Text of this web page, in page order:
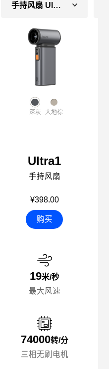
手持风扇 Ultra1
深灰 大地棕
Ultra1
手持风扇
¥398.00
购买
19米/秒
最大风速
74000转/分
三相无刷电机